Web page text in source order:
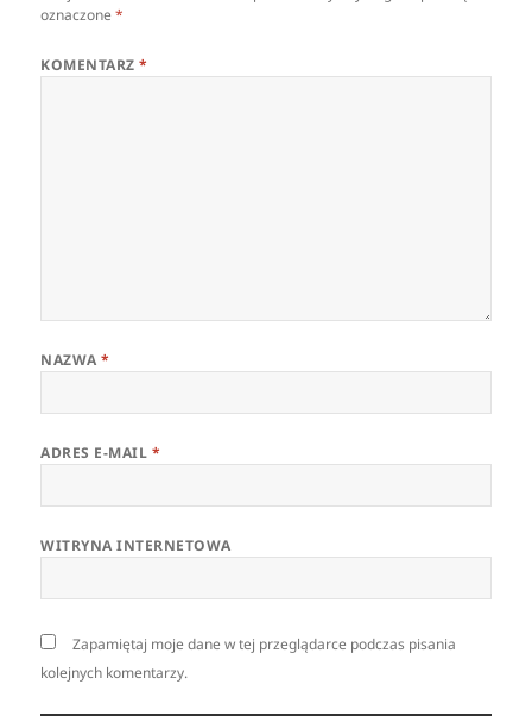
oznaczone*
KOMENTARZ*
NAZWA*
ADRES E-MAIL *
WITRYNA INTERNETOWA
Zapamiętaj moje dane w tej przeglądarce podczas pisania
kolejnych komentarzy.